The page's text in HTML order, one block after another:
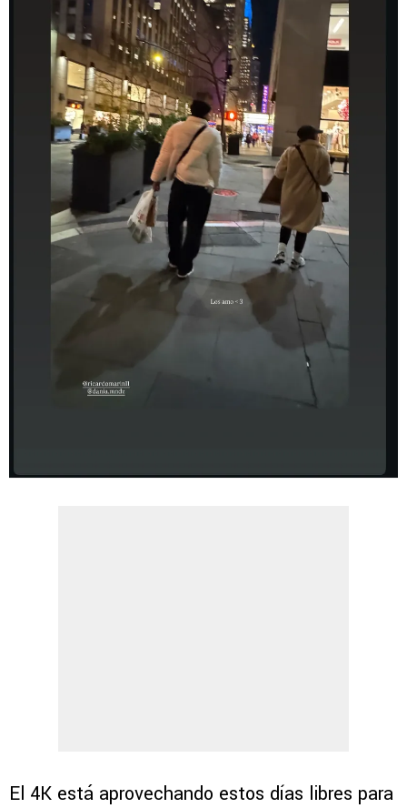
El 4K está aprovechando estos días libres para